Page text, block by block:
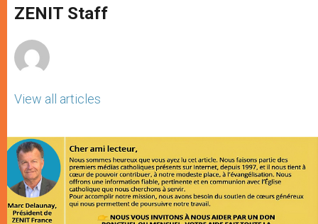
p
p
g
e
o
k
ZENIT Staff
View all articles